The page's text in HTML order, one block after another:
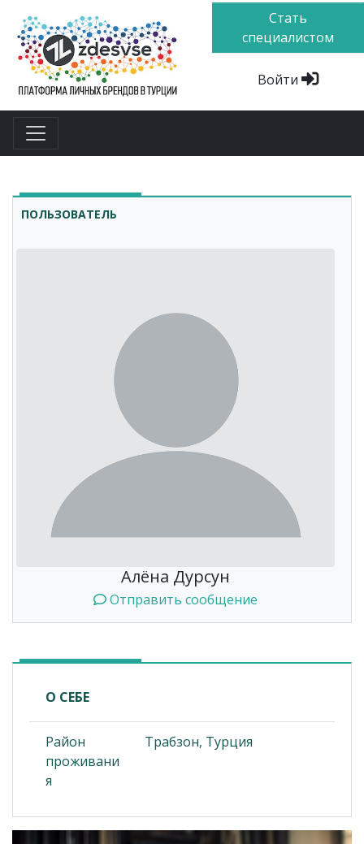
Стать
специалистом
Войти
ПОЛЬЗОВАТЕЛЬ
Алёна Дурсун
Отправить сообщение
О СЕБЕ
Район
проживани
я
Трабзон, Турция